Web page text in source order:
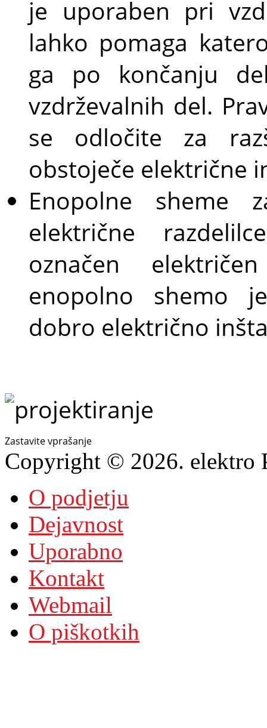
je uporaben pri
lahko pomaga
ga po končanju
vzdrževalnih del.
se odločite za
obstoječe električne
Enopolne sheme
električne
označen
enopolno shemo
dobro električno
Zastavite vprašanje
Copyright © 2026. elektro
O podjetju
Dejavnost
Uporabno
Kontakt
Webmail
O piškotkih